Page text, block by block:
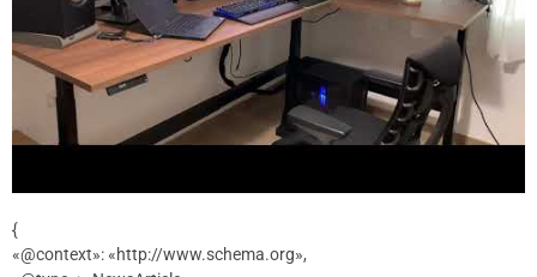
{
«@context»: «http://www.schema.org»,